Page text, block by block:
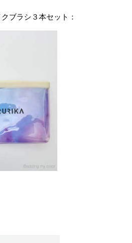
ブラシ３本セット：